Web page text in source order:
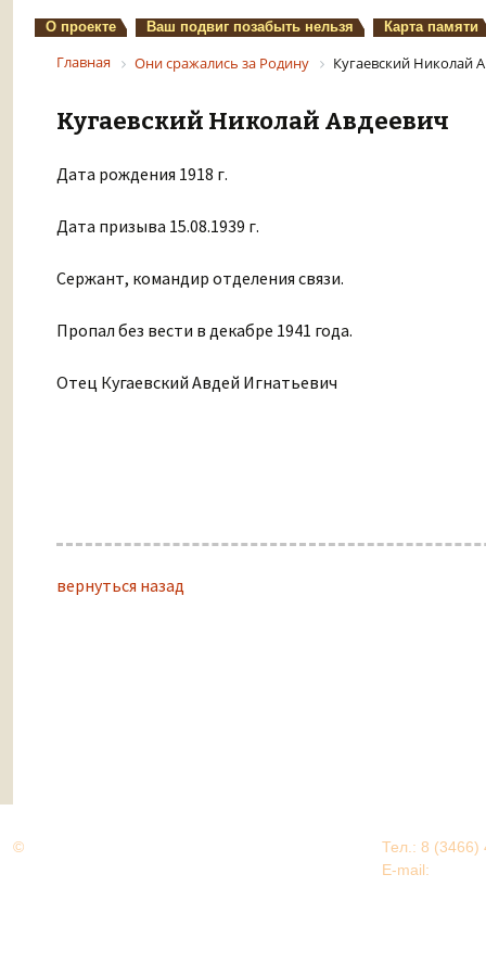
О проекте Ваш подвиг позабыть нельзя Карта памяти
Главная Они сражались за Родину Кугаевский Николай
Кугаевский Николай Авдеевич
Дата рождения 1918 г.
Дата призыва 15.08.1939 г.
Сержант, командир отделения связи.
Пропал без вести в декабре 1941 года.
Отец Кугаевский Авдей Игнатьевич
вернуться назад
©
Тел.: 8 (3466)
E-mail: